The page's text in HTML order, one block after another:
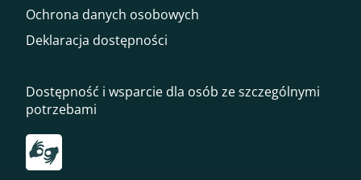
Ochrona danych osobowych
Deklaracja dostępności
Dostępność i wsparcie dla osób ze szczególnymi
potrzebami
Przekierowanie do tłumacza on-line języka migowego